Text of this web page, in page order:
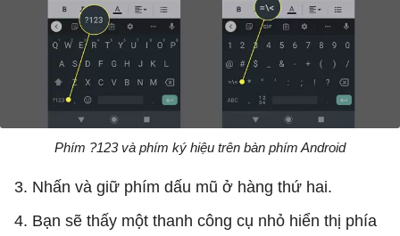
Phím ?123 và phím ký hiệu trên bàn phím Android
3. Nhấn và giữ phím dấu mũ ở hàng thứ hai.
4. Bạn sẽ thấy một thanh công cụ nhỏ hiển thị phía